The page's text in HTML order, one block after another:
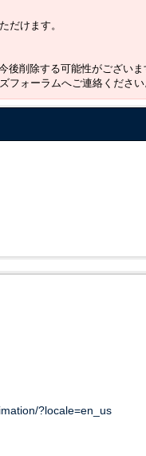
だけます。
削除する可能性がございま
フォーラムへご連絡ください
?locale=en_us